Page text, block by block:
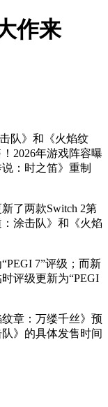
作来
队》和《火焰纹
2026年游戏阵容曝
：时之笛》重制
了两款Switch 2第
涂击队》和《火焰
7”评级；而新
评级更新为“PEGI
章：万缕千丝》预
》的具体发售时间